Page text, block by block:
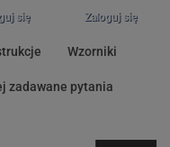
Zaloguj się
się
Wzorniki
zadawane pytania